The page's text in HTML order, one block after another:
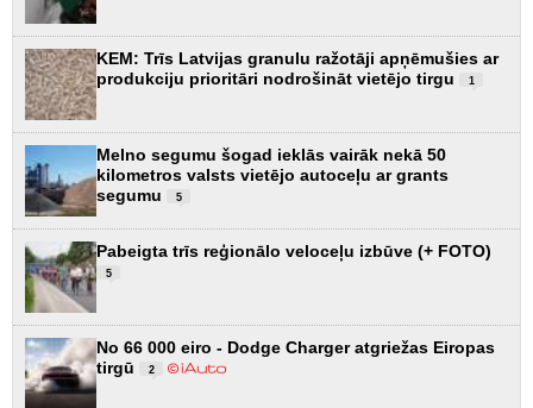
KEM: Trīs Latvijas granulu ražotāji apņēmušies ar
produkciju prioritāri nodrošināt vietējo tirgu
1
Melno segumu šogad ieklās vairāk nekā 50
kilometros valsts vietējo autoceļu ar grants
segumu
5
Pabeigta trīs reģionālo veloceļu izbūve (+ FOTO)
5
No 66 000 eiro - Dodge Charger atgriežas Eiropas
tirgū
2